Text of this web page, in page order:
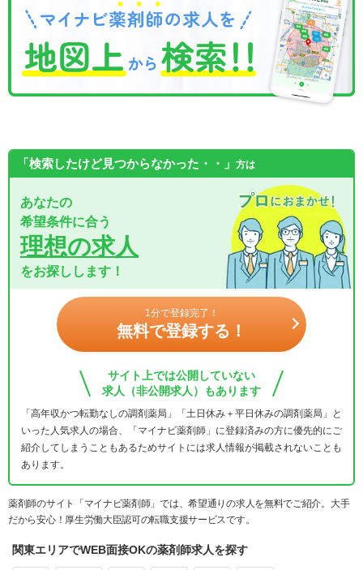
「検索したけど見つからなかった・・」 方は
あなたの
希望条件に合う
理想の求人
をお探しします！
1分で登録完了！
無料で登録する！
サイト上では公開していない
求人（非公開求人）もあります
「高年収かつ転勤なしの調剤薬局」「土日休み＋平日休みの調剤薬局」と
いった人気求人の場合、「マイナビ薬剤師」に登録済みの方に優先的にご
紹介してしまうこともあるためサイトには求人情報が掲載されないことも
あります。
薬剤師のサイト「マイナビ薬剤師」では、希望通りの求人を無料でご紹介。大手
だから安心！厚生労働大臣認可の転職支援サービスです。
関東エリアでWEB面接OKの薬剤師求人を探す